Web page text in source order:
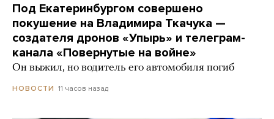
Под Екатеринбургом совершено
покушение на Владимира Ткачука —
создателя дронов «Упырь» и телеграм-
канала «Повернутые на войне»
Он выжил, но водитель его автомобиля погиб
НОВОСТИ 11 часов назад